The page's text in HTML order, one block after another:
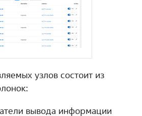
узлов состоит из
вывода информации